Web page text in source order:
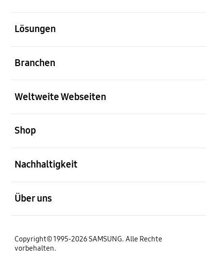
Lösungen
Branchen
Weltweite Webseiten
Shop
Nachhaltigkeit
Über uns
Copyright© 1995-2026 SAMSUNG. Alle Rechte
vorbehalten.